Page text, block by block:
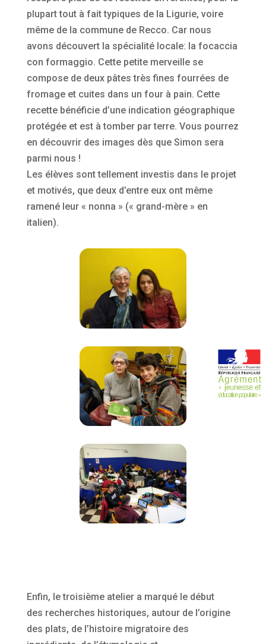
plupart tout à fait typiques de la Ligurie, voire
même de la commune de Recco. Car nous
avons découvert la spécialité locale: la focaccia
con formaggio. Cette petite merveille se
compose de deux pâtes très fines fourrées de
fromage et cuites dans un four à pain. Cette
recette bénéficie d’une indication géographique
protégée et est à tomber par terre. Vous pourrez
en découvrir des images dès que Simon sera
parmi nous !
Les élèves sont tellement investis dans le projet
et motivés, que deux d’entre eux ont même
ramené leur « nonna » (« grand-mère » en
italien).
Enfin, le troisième atelier a marqué le début
des recherches historiques, autour de l’origine
des plats, de l’histoire migratoire des